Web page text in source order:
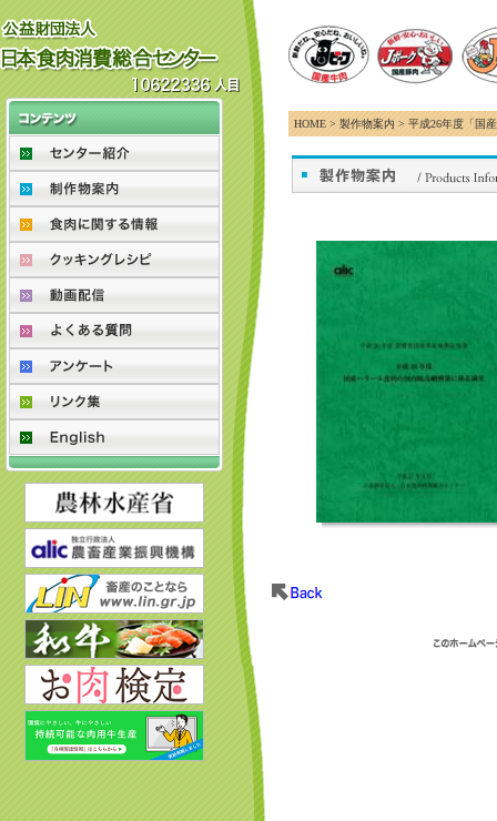
HOME > 製作物案内 > 平成26年度「国